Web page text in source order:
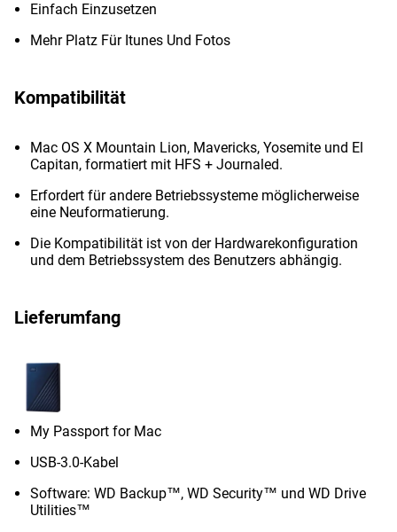
Einfach Einzusetzen
Mehr Platz Für Itunes Und Fotos
Kompatibilität
Mac OS X Mountain Lion, Mavericks, Yosemite und El
Capitan, formatiert mit HFS + Journaled.
Erfordert für andere Betriebssysteme möglicherweise
eine Neuformatierung.
Die Kompatibilität ist von der Hardwarekonfiguration
und dem Betriebssystem des Benutzers abhängig.
Lieferumfang
My Passport for Mac
USB-3.0-Kabel
Software: WD Backup™, WD Security™ und WD Drive
Utilities™